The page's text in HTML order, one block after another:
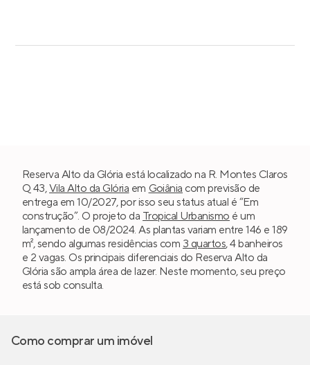
Reserva Alto da Glória está localizado na R. Montes Claros
Q 43,Vila Alto da Glória em Goiânia com previsão de
entrega em 10/2027, por isso seu status atual é “Em
construção”. O projeto da Tropical Urbanismo é um
lançamento de 08/2024. As plantas variam entre 146 e 189
m², sendo algumas residências com 3 quartos, 4 banheiros
e 2 vagas. Os principais diferenciais do Reserva Alto da
Glória são ampla área de lazer. Neste momento, seu preço
está sob consulta.
Como comprar um imóvel